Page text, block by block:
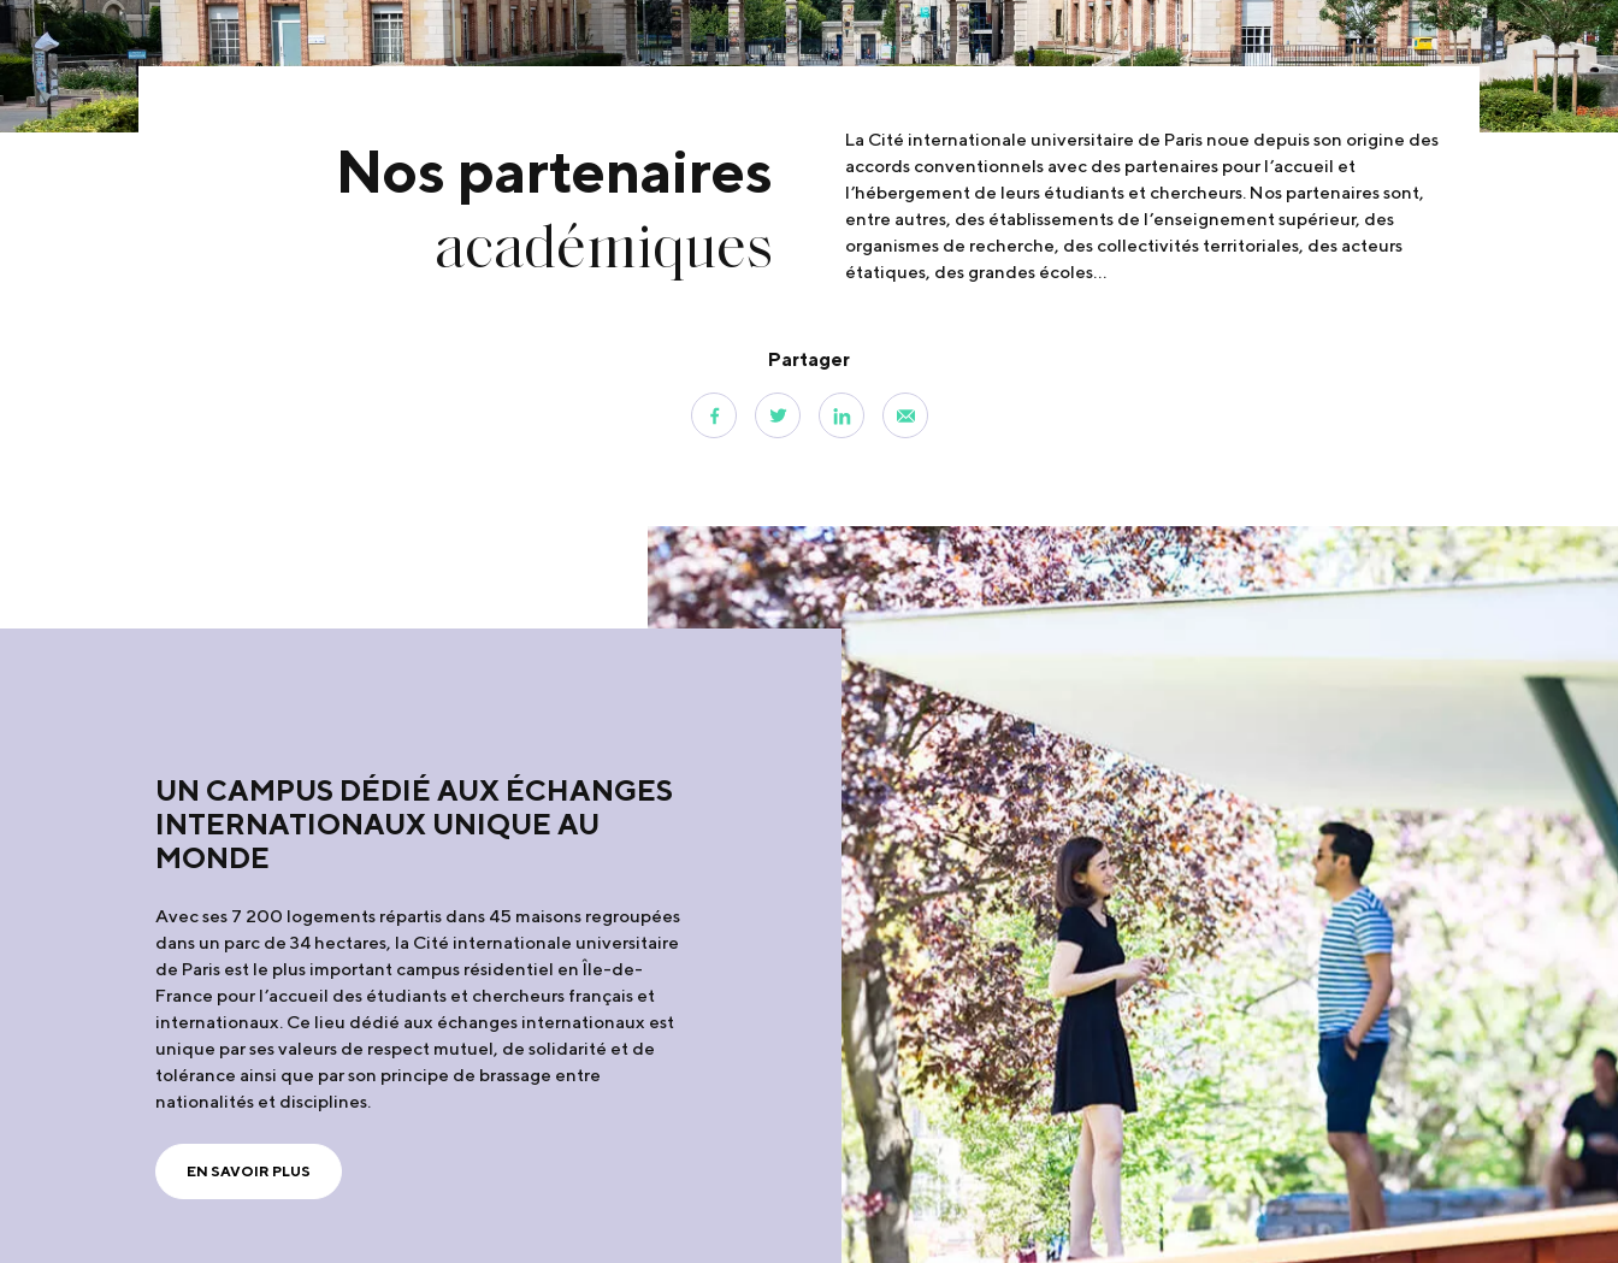
Nos partenaires
académiques
La Cité internationale universitaire de Paris noue depuis son origine des
accords conventionnels avec des partenaires pour l’accueil et
l’hébergement de leurs étudiants et chercheurs. Nos partenaires sont,
entre autres, des établissements de l’enseignement supérieur, des
organismes de recherche, des collectivités territoriales, des acteurs
étatiques, des grandes écoles...
Partager
UN CAMPUS DÉDIÉ AUX ÉCHANGES
INTERNATIONAUX UNIQUE AU
MONDE
Avec ses 7 200 logements répartis dans 45 maisons regroupées
dans un parc de 34 hectares, la Cité internationale universitaire
de Paris est le plus important campus résidentiel en Île-de-
France pour l’accueil des étudiants et chercheurs français et
internationaux. Ce lieu dédié aux échanges internationaux est
unique par ses valeurs de respect mutuel, de solidarité et de
tolérance ainsi que par son principe de brassage entre
nationalités et disciplines.
EN SAVOIR PLUS